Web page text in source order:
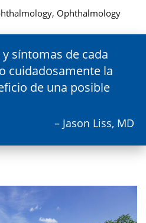
Ophthalmology
síntomas de cada
cuidadosamente la
de una posible
– Jason Liss, MD